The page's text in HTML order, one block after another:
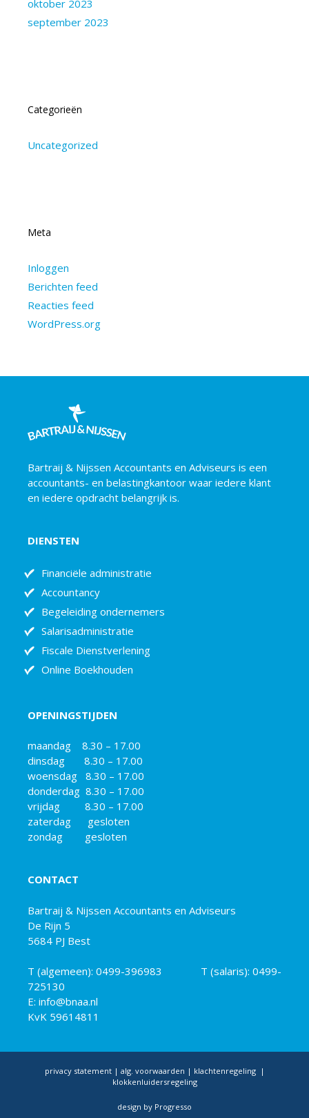
oktober 2023
september 2023
Categorieën
Uncategorized
Meta
Inloggen
Berichten feed
Reacties feed
WordPress.org
Bartraij & Nijssen Accountants en Adviseurs is een
accountants- en belastingkantoor waar iedere klant
en iedere opdracht belangrijk is.
DIENSTEN
Financiële administratie
Accountancy
Begeleiding ondernemers
Salarisadministratie
Fiscale Dienstverlening
Online Boekhouden
OPENINGSTIJDEN
maandag 8.30 – 17.00
dinsdag 8.30 – 17.00
woensdag 8.30 – 17.00
donderdag 8.30 – 17.00
vrijdag 8.30 – 17.00
zaterdag gesloten
zondag gesloten
CONTACT
Bartraij & Nijssen Accountants en Adviseurs
De Rijn 5
5684 PJ Best
T (algemeen): 0499-396983 T (salaris): 0499-
725130
E: info@bnaa.nl
KvK 59614811
privacy statement| alg. voorwaarden | klachtenregeling |
klokkenluidersregeling
design by Progresso